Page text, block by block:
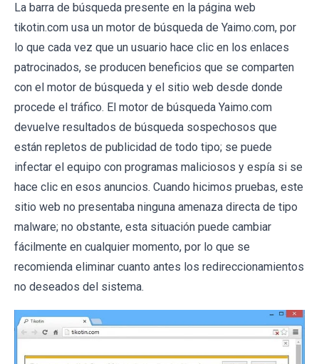
La barra de búsqueda presente en la página web
tikotin.com usa un motor de búsqueda de Yaimo.com, por
lo que cada vez que un usuario hace clic en los enlaces
patrocinados, se producen beneficios que se comparten
con el motor de búsqueda y el sitio web desde donde
procede el tráfico. El motor de búsqueda Yaimo.com
devuelve resultados de búsqueda sospechosos que
están repletos de publicidad de todo tipo; se puede
infectar el equipo con programas maliciosos y espía si se
hace clic en esos anuncios. Cuando hicimos pruebas, este
sitio web no presentaba ninguna amenaza directa de tipo
malware; no obstante, esta situación puede cambiar
fácilmente en cualquier momento, por lo que se
recomienda eliminar cuanto antes los redireccionamientos
no deseados del sistema.